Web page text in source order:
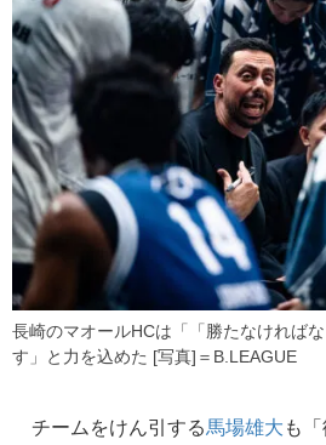
長崎のマオールHCは「「勝たなければ
す」と力を込めた [写真]＝B.LEAGUE
チームをけん引する馬場雄大 も